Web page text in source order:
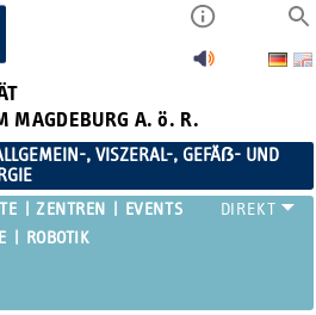
MAGDEBURG A. ö. R.
, VISZERAL-, GEFÄẞ- UND
ZENTREN
EVENTS
ROBOTIK